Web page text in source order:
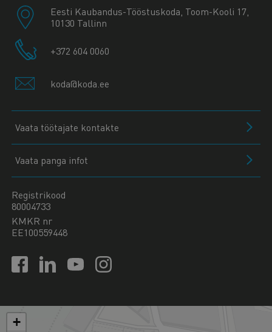
Eesti Kaubandus-Tööstuskoda, Toom-Kooli 17,
10130 Tallinn
+372 604 0060
koda@koda.ee
Vaata töötajate kontakte
Vaata panga infot
Registrikood
80004733
KMKR nr
EE100559448
+